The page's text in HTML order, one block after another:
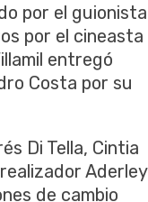
por el guionista
por el cineasta
entregó
Costa por su
Di Tella, Cintia
Aderley
de cambio